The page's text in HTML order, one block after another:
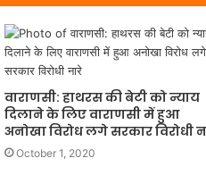
वाराणसी: हाथरस की बेटी को न्याय
दिलाने के लिए वाराणसी में हुआ
अनोखा विरोध लगे सरकार विरोधी
October 1, 2020